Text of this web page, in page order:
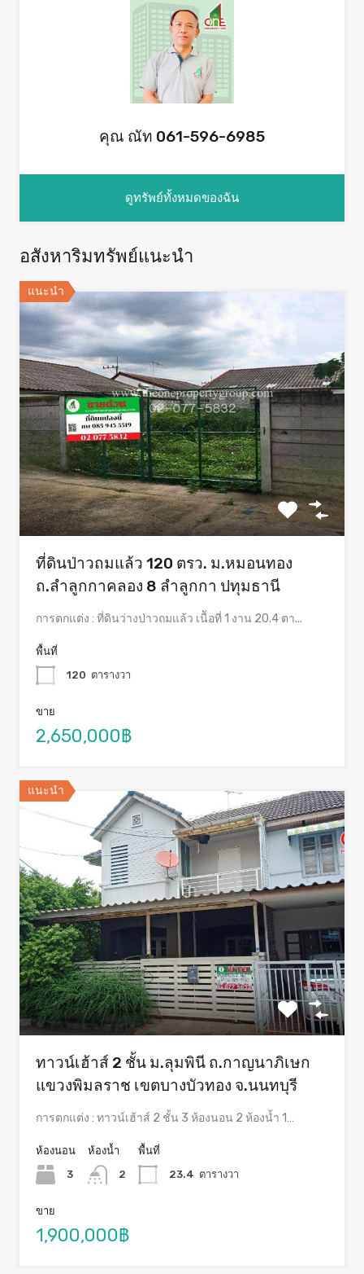
คุณ ณัท 061-596-6985
ดูทรัพย์ทั้งหมดของฉัน
อสังหาริมทรัพย์แนะนำ
แนะนำ
ที่ดินป่าวถมแล้ว 120 ตรว. ม.หมอนทอง
ถ.ลำลูกกาคลอง 8 ลำลูกกา ปทุมธานี
การตกแต่ง : ที่ดินว่างป่าวถมแล้ว เนืัอที่ 1 งาน 20.4 ตา...
พื้นที่
120 ตารางวา
ขาย
2,650,000฿
แนะนำ
ทาวน์เฮ้าส์ 2 ชั้น ม.ลุมพินี ถ.กาญนาภิเษก
แขวงพิมลราช เขตบางบัวทอง จ.นนทบุรี
การตกแต่ง : ทาวน์เฮ้าส์ 2 ชั้น 3 ห้องนอน 2 ห้องน้ำ 1…
ห้องนอน
3
ห้องน้ำ
2
พื้นที่
23.4 ตารางวา
ขาย
1,900,000฿